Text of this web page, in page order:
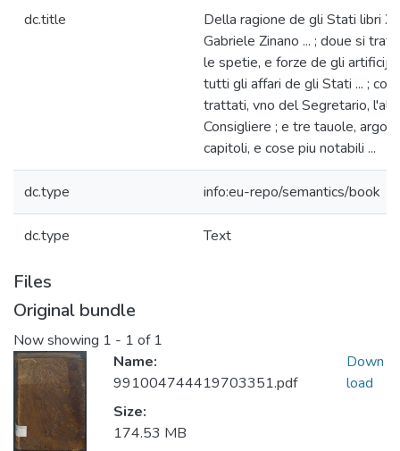
dc.title
Della ragione de gli Stati libri
Gabriele Zinano ... ; doue si
le spetie, e forze de gli artificij,
tutti gli affari de gli Stati ... ; con
trattati, vno del Segretario,
Consigliere ; e tre tauole,
capitoli, e cose piu notabili ...
dc.type info:eu-repo/semantics/book
dc.type Text
Files
Original bundle
Now showing 1 - 1 of 1
Name:
991004744419703351.pdf
Size:
174.53 MB
Down
load